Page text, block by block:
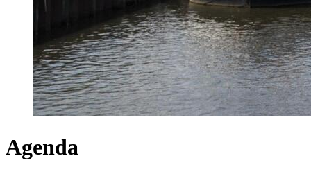
Agenda